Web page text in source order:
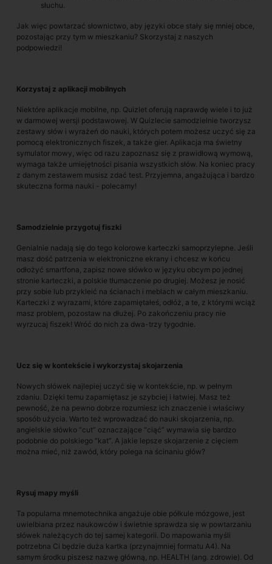
słuchu.
Jak więc powtarzać słownictwo, aby języki obce stały się mniej obce,
pozostając przy tym w mieszkaniu? Skorzystaj z naszych
podpowiedzi!
Korzystaj z aplikacji mobilnych
Niektóre aplikacje mobilne, np. Quizlet oferują naprawdę wiele i to już
w darmowej wersji podstawowej. W Quizlecie samodzielnie tworzysz
zestawy słów i wyrażeń do nauki, których potem możesz uczyć się za
pomocą elektronicznych fiszek, a także gier. Aplikacja ma świetny
symulator mowy, więc od razu zapoznasz się z prawidłową wymową,
wymaga także umiejętności pisania wszystkich słów. Na koniec pracy
z danym zestawem musisz zdać test. Przyjemna, angażująca i bardzo
skuteczna forma nauki - polecamy!
Samodzielnie przygotuj fiszki
Genialnie nadają się do tego kolorowe karteczki samoprzylepne. Jeśli
masz dość patrzenia w elektroniczne ekrany i chcesz w końcu
odłożyć smartfona, zapisz nowe słówko w języku obcym po jednej
stronie karteczki, a polskie tłumaczenie po drugiej. Możesz je nosić
przy sobie lub przykleić na ścianach i meblach w całym mieszkaniu.
Karteczki z wyrazami, które zapamiętałeś, odłóż, a te, z którymi wciąż
masz problem, pozostaw na dłużej. Po zakończeniu pracy nie
wyrzucaj fiszek! Wróć do nich za dwa-trzy tygodnie.
Ucz się w kontekście i wykorzystaj skojarzenia
Nowych słówek najlepiej uczyć się w kontekście, np. w pełnym
zdaniu. Dzięki temu zapamiętasz je szybciej i łatwiej. Masz też
pewność, że na pewno dobrze rozumiesz ich znaczenie i właściwy
sposób użycia. Warto też wprowadzać do nauki skojarzenia, np.
angielskie słówko “cut” oznaczające “ciąć” wymawia się bardzo
podobnie do polskiego “kat”. A jakie lepsze skojarzenie z cięciem
można mieć, niż zawód, który polega na ścinaniu głów?
Rysuj mapy myśli
Ta popularna mnemotechnika angażuje obie półkule mózgowe, jest
uwielbiana przez naukowców i świetnie sprawdza się w powtarzaniu
słówek należących do tej samej kategorii. Do mapowania myśli
potrzebna Ci będzie duża kartka (przynajmniej formatu A4). Na
samym środku piszesz nazwę główną, np. HEALTH (ang. zdrowie). Od